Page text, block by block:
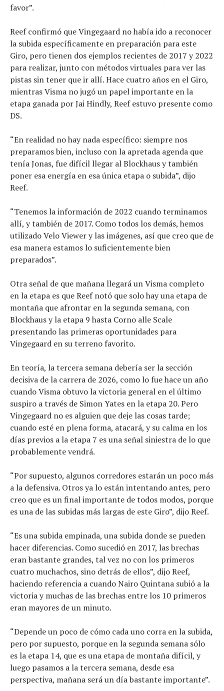
favor”.
Reef confirmó que Vingegaard no había ido a reconocer
la subida específicamente en preparación para este
Giro, pero tienen dos ejemplos recientes de 2017 y 2022
para realizar, junto con métodos virtuales para ver las
pistas sin tener que ir allí. Hace cuatro años en el Giro,
mientras Visma no jugó un papel importante en la
etapa ganada por Jai Hindly, Reef estuvo presente como
DS.
“En realidad no hay nada específico: siempre nos
preparamos bien, incluso con la apretada agenda que
tenía Jonas, fue difícil llegar al Blockhaus y también
poner esa energía en esa única etapa o subida”, dijo
Reef.
“Tenemos la información de 2022 cuando terminamos
allí, y también de 2017. Como todos los demás, hemos
utilizado Velo Viewer y las imágenes, así que creo que de
esa manera estamos lo suficientemente bien
preparados”.
Otra señal de que mañana llegará un Visma completo
en la etapa es que Reef notó que solo hay una etapa de
montaña que afrontar en la segunda semana, con
Blockhaus y la etapa 9 hasta Corno alle Scale
presentando las primeras oportunidades para
Vingegaard en su terreno favorito.
En teoría, la tercera semana debería ser la sección
decisiva de la carrera de 2026, como lo fue hace un año
cuando Visma obtuvo la victoria general en el último
suspiro a través de Simon Yates en la etapa 20. Pero
Vingegaard no es alguien que deje las cosas tarde;
cuando esté en plena forma, atacará, y su calma en los
días previos a la etapa 7 es una señal siniestra de lo que
probablemente vendrá.
“Por supuesto, algunos corredores estarán un poco más
a la defensiva. Otros ya lo están intentando antes, pero
creo que es un final importante de todos modos, porque
es una de las subidas más largas de este Giro”, dijo Reef.
“Es una subida empinada, una subida donde se pueden
hacer diferencias. Como sucedió en 2017, las brechas
eran bastante grandes, tal vez no con los primeros
cuatro muchachos, sino detrás de ellos”, dijo Reef,
haciendo referencia a cuando Nairo Quintana subió a la
victoria y muchas de las brechas entre los 10 primeros
eran mayores de un minuto.
“Depende un poco de cómo cada uno corra en la subida,
pero por supuesto, porque en la segunda semana sólo
es la etapa 14, que es una etapa de montaña difícil, y
luego pasamos a la tercera semana, desde esa
perspectiva, mañana será un día bastante importante”.